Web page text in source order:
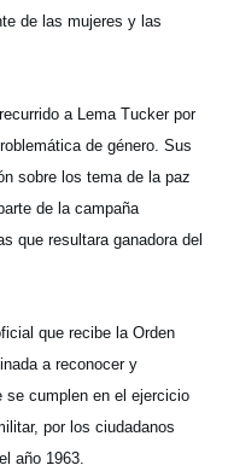
de las mujeres y las
a Lema Tucker por
de género. Sus
sobre los tema de la paz
de la campaña
que resultara ganadora del
que recibe la Orden
a reconocer y
se cumplen en el ejercicio
por los ciudadanos
año 1963.